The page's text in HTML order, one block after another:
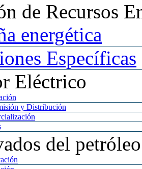
de Recursos
energética
Específicas
Eléctrico
y Distribución
del petróleo